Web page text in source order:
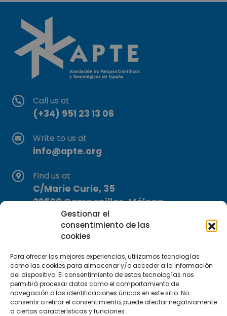
Gestionar el
consentimiento de las
cookies
Para ofrecer las mejores experiencias, utilizamos tecnologías
como las cookies para almacenar y/o acceder a la información
del dispositivo. El consentimiento de estas tecnologías nos
permitirá procesar datos como el comportamiento de
navegación o las identificaciones únicas en este sitio. No
consentir o retirar el consentimiento, puede afectar negativamente
a ciertas características y funciones.
Call us at
(+34) 951 23 13 06
Write to us at
info@apte.org
Find us at
C/Marie Curie, 35
29590 Campanillas, Málaga
Subscribe to our Newsletter
SUBSCRIBE HERE